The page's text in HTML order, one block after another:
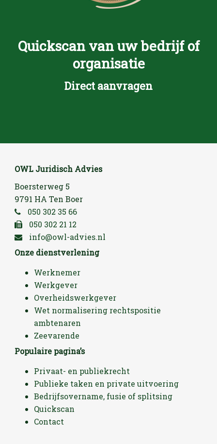
Quickscan van uw bedrijf of
organisatie
Direct aanvragen
OWL Juridisch Advies
Boersterweg 5
9791 HA Ten Boer
050 302 35 66
050 302 21 12
info@owl-advies.nl
Onze dienstverlening
Werknemer
Werkgever
Overheidswerkgever
Wet normalisering rechtspositie
ambtenaren
Zeevarende
Populaire pagina’s
Privaat- en publiekrecht
Publieke taken en private uitvoering
Bedrijfsovername, fusie of splitsing
Quickscan
Contact